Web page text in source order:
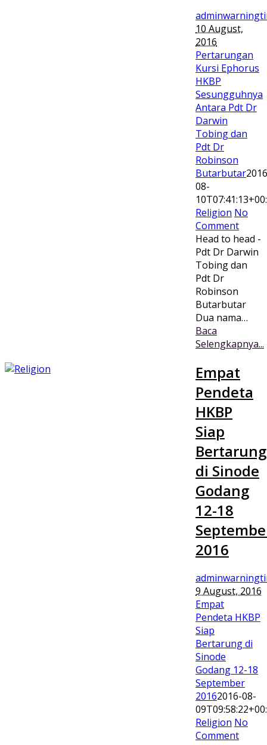
10 August,
2016
Pertarungan
Kursi Ephorus
HKBP
Sesungguhnya
Antara Pdt Dr
Darwin
Tobing dan
Pdt Dr
Robinson
Butarbutar
08-
Religion No
Comment
Head to head -
Pdt Dr Darwin
Tobing dan
Pdt Dr
Robinson
Butarbutar
Dua nama…
Baca
Selengkapnya...
Empat
Pendeta
HKBP
Siap
Bertarung
di Sinode
Godang
12-18
2016
9 August, 2016
Empat
Pendeta HKBP
Siap
Bertarung di
Sinode
Godang 12-18
September
20162016-08-
Religion No
Comment